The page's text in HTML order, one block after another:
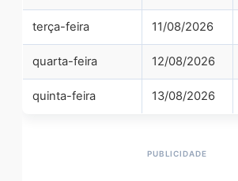
terça-feira 11/08/2026
quarta-feira 12/08/2026
quinta-feira 13/08/2026